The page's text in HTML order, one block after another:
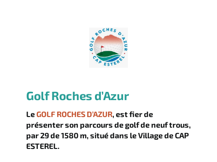
Golf Roches d’Azur
LeGOLF ROCHES D’AZUR, est fier de
présenter son parcours de golf de neuf trous,
par 29 de 1580 m, situé dans le Village de CAP
ESTEREL.